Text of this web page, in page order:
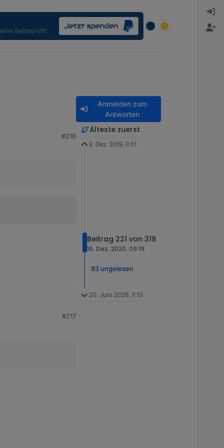
"1" aber in der#216
#217
Anmelden zum
Antworten
Älteste zuerst
3. Dez. 2019, 11:01
Beitrag 221 von 319
16. Dez. 2020, 09:19
93 ungelesen
20. Juni 2026, 11:51